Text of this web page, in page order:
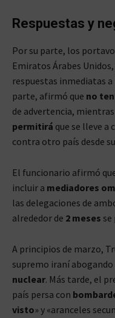
Respuestas y
Por su parte, los
Emiratos Árabes
respuestas inmediatas
parte, afirmó que no
de advertencia,
permitirá que se lleve a
contra otro país desde
El funcionario afirmó
incluir a mediadores
las delegaciones de
alrededor de 2 meses se
A principios de marzo,
supremo iraní
nuclear. Más tarde, el
país persa con
visto» y «aranceles